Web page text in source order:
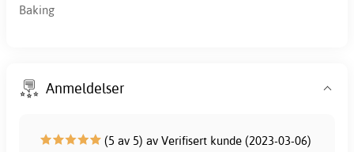
Baking
Anmeldelser
(5 av 5) av Verifisert kunde (2023-03-06)